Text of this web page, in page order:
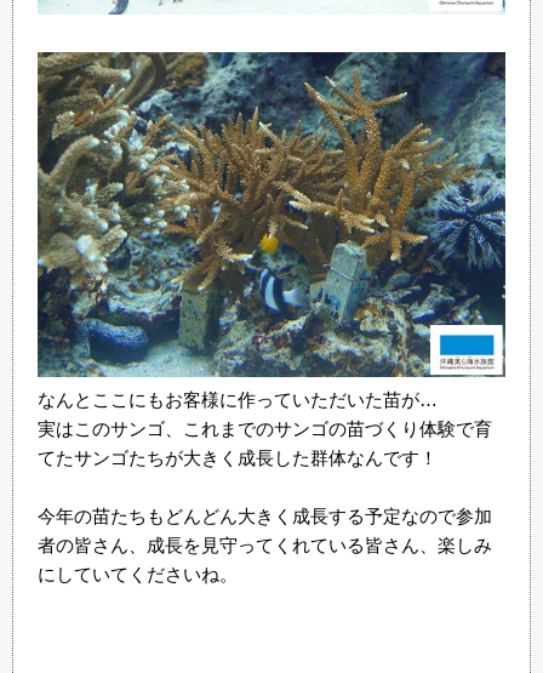
なんとここにもお客様に作っていただいた苗が…
実はこのサンゴ、これまでのサンゴの苗づくり体験で育
てたサンゴたちが大きく成長した群体なんです！
今年の苗たちもどんどん大きく成長する予定なので参加
者の皆さん、成長を見守ってくれている皆さん、楽しみ
にしていてくださいね。